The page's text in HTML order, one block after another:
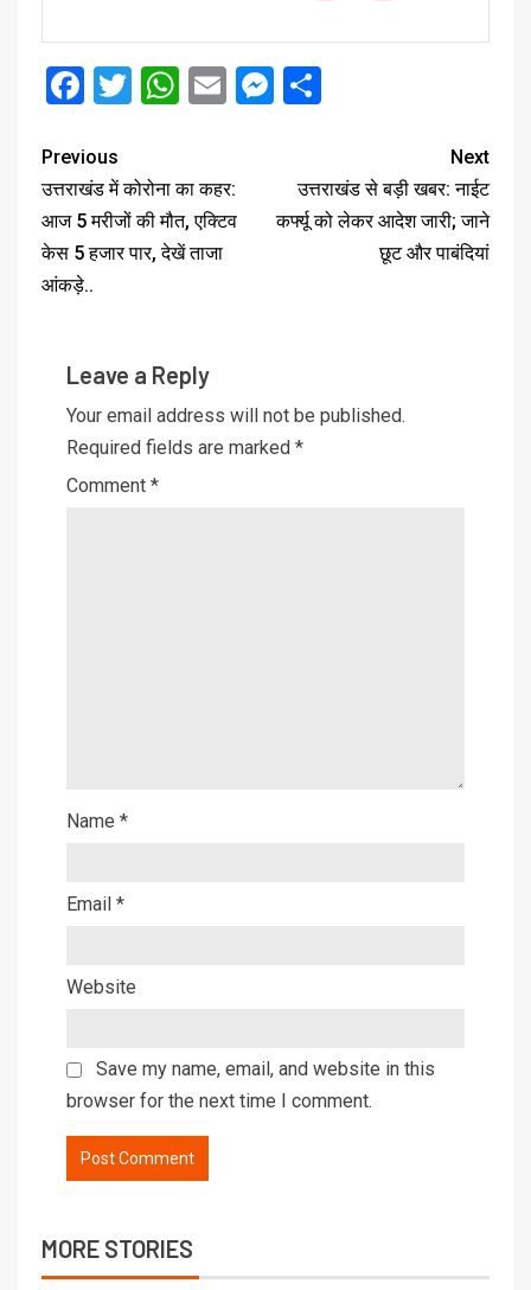
Facebook
Twitter
WhatsApp
EmailMessenger
Previous
उत्तराखंड में कोरोना का कहर:
आज 5 मरीजों की मौत, एक्टिव
केस 5 हजार पार, देखें ताजा
आंकड़े..
Next
उत्तराखंड से बड़ी खबर: नाईट
कर्फ्यू को लेकर आदेश जारी; जाने
छूट और पाबंदियां
Leave a Reply
Your email address will not be published.
Required fields are marked *
Comment *
Name *
Email *
Website
Save my name, email, and website in this
browser for the next time I comment.
MORE STORIES